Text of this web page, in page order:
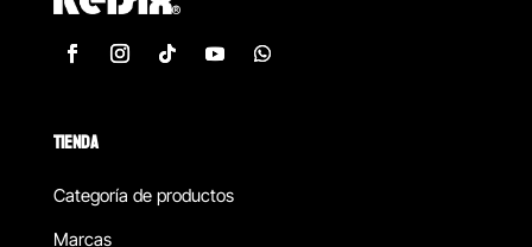
TIENDA
Categoría de productos
Marcas